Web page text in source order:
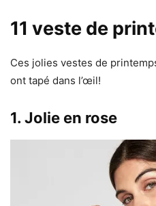
11 veste de
Ces jolies vestes de
ont tapé dans l’œil!
1. Jolie en rose